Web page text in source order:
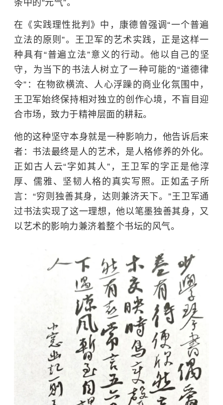
条中的“元气”。
在《实践理性批判》中，康德曾强调“一个普遍
立法的原则”。王卫军的艺术实践，正是这样一
种具有“普遍立法”意义的行动。他以自己的坚
守，为当下的书法人树立了一种可能的“道德律
令”：在物欲横流、人心浮躁的商业化氛围中，
王卫军始终保持相对独立的创作心境，不盲目迎
合市场，致力于精神层面的耕耘。
他的这种坚守本身就是一种影响力，他告诉后来
者：书法最终是人的艺术，是人格修养的外化。
正如古人云“字如其人”，王卫军的字正是他淳
厚、儒雅、坚韧人格的真实写照。正如孟子所
言：“穷则独善其身，达则兼济天下。”王卫军通
过书法实现了这一理想，他以笔墨独善其身，又
以艺术的影响力兼济着整个书坛的风气。